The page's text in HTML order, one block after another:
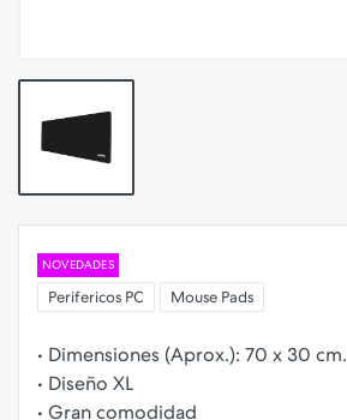
NOVEDADES
Perifericos PC Mouse Pads
• Dimensiones (Aprox.): 70 x 30 cm.
• Diseño XL